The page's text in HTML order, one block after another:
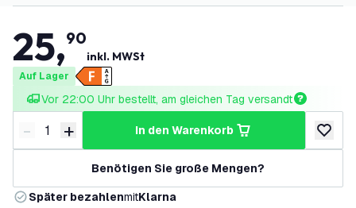
25,90
inkl. MWSt
Auf Lager
Vor 22:00 Uhr bestellt, am gleichen Tag versandt
Menge verringern
- Menge erhöhen
+ in den Warenkorb
zur
Benötigen Sie große Mengen?
Später bezahlenmitKlarna